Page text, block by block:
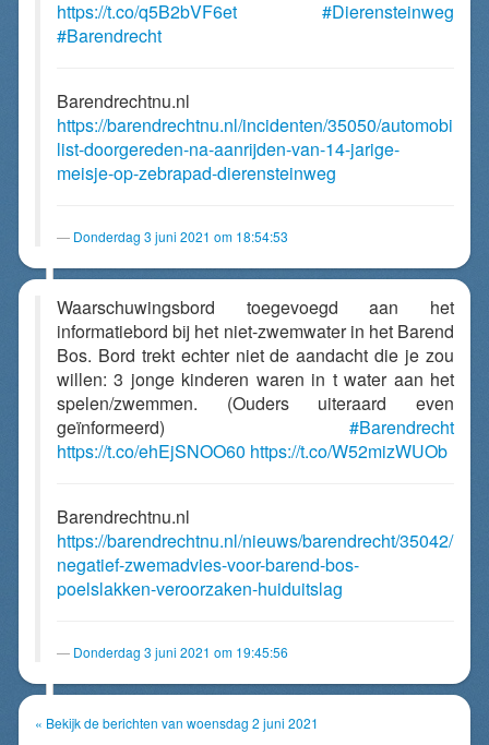
https://t.co/q5B2bVF6et
#Dierensteinweg
#Barendrecht
Barendrechtnu.nl
https://barendrechtnu.nl/incidenten/35050/automobi
list-doorgereden-na-aanrijden-van-14-jarige-
meisje-op-zebrapad-dierensteinweg
Donderdag 3 juni 2021 om 18:54:53
Waarschuwingsbord toegevoegd aan het
informatiebord bij het niet-zwemwater in het Barend
Bos. Bord trekt echter niet de aandacht die je zou
willen: 3 jonge kinderen waren in t water aan het
spelen/zwemmen. (Ouders uiteraard even
geïnformeerd) #Barendrecht
https://t.co/ehEjSNOO60 https://t.co/W52mizWUOb
Barendrechtnu.nl
https://barendrechtnu.nl/nieuws/barendrecht/35042/
negatief-zwemadvies-voor-barend-bos-
poelslakken-veroorzaken-huiduitslag
Donderdag 3 juni 2021 om 19:45:56
« Bekijk de berichten van woensdag 2 juni 2021